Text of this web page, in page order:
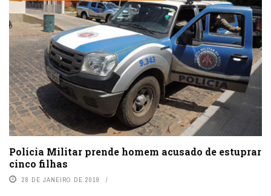
Polícia Militar prende homem acusado de estuprar
cinco filhas
28 DE JANEIRO DE 2019